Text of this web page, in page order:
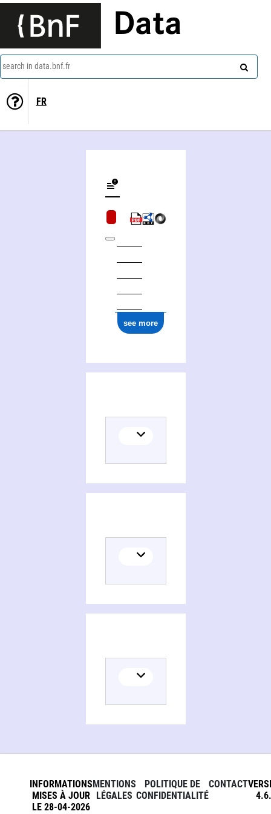
Data
search in data.bnf.fr
FR
see more
INFORMATIONS
MISES À JOUR
LE 28-04-2026
MENTIONS
LÉGALES
POLITIQUE DE
CONFIDENTIALITÉ
CONTACT